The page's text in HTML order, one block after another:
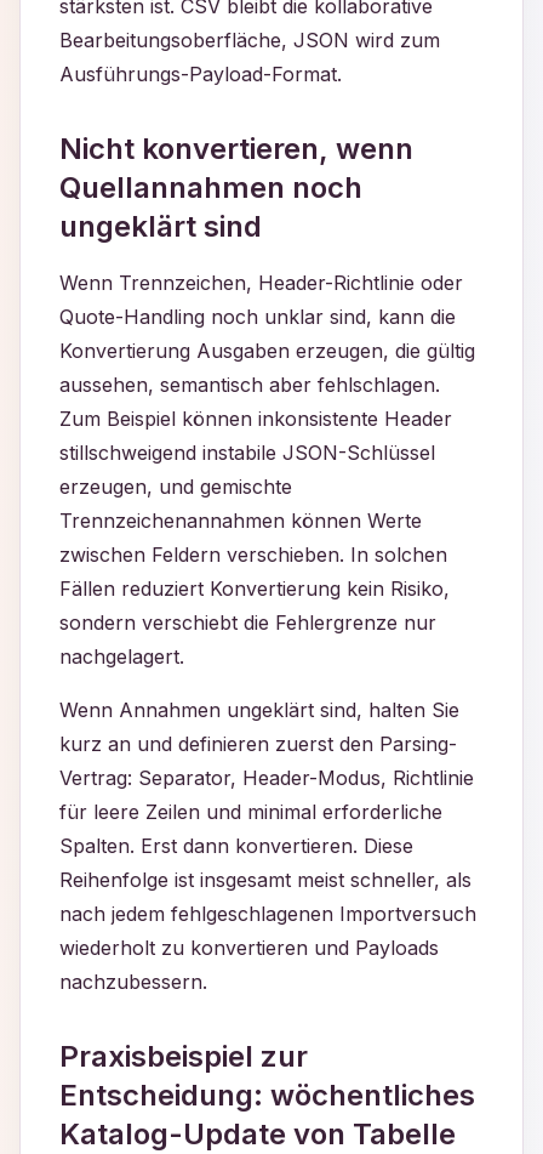
stärksten ist. CSV bleibt die kollaborative
Bearbeitungsoberfläche, JSON wird zum
Ausführungs-Payload-Format.
Nicht konvertieren, wenn
Quellannahmen noch
ungeklärt sind
Wenn Trennzeichen, Header-Richtlinie oder
Quote-Handling noch unklar sind, kann die
Konvertierung Ausgaben erzeugen, die gültig
aussehen, semantisch aber fehlschlagen.
Zum Beispiel können inkonsistente Header
stillschweigend instabile JSON-Schlüssel
erzeugen, und gemischte
Trennzeichenannahmen können Werte
zwischen Feldern verschieben. In solchen
Fällen reduziert Konvertierung kein Risiko,
sondern verschiebt die Fehlergrenze nur
nachgelagert.
Wenn Annahmen ungeklärt sind, halten Sie
kurz an und definieren zuerst den Parsing-
Vertrag: Separator, Header-Modus, Richtlinie
für leere Zeilen und minimal erforderliche
Spalten. Erst dann konvertieren. Diese
Reihenfolge ist insgesamt meist schneller, als
nach jedem fehlgeschlagenen Importversuch
wiederholt zu konvertieren und Payloads
nachzubessern.
Praxisbeispiel zur
Entscheidung: wöchentliches
Katalog-Update von Tabelle